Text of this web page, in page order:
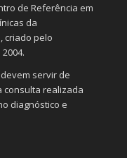
de Referência em
da
criado pelo
servir de
consulta realizada
diagnóstico e
que